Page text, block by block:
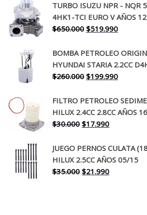
original
era:
$130.000.
actual
es:
$94.990.
TURBO ISUZU NPR - NQR
4HK1-TCI EURO V AÑOS
$650.000 El
original
era:
$650.000.
$519.990El
actual
es:
$519.990.
BOMBA PETROLEO
HYUNDAI STARIA 2.2CC
$260.000 El
original
era:
$260.000.
$199.990El
actual
es:
FILTRO PETROLEO
HILUX 2.4CC 2.8CC AÑOS
$30.000 El
original
era:
$30.000.
$17.990El
actual
es:
$17.990.
JUEGO PERNOS CULATA
HILUX 2.5CC AÑOS 05/15
$35.000 El
$21.990El